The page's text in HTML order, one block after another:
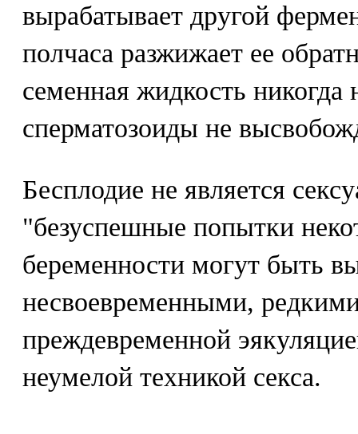
вырабатывает другой
полчаса разжижает ее
семенная жидкость никогда
сперматозоиды не
Бесплодие не является
"безуспешные попытки
беременности могут быть
несвоевременными,
преждевременной
неумелой техникой секса.